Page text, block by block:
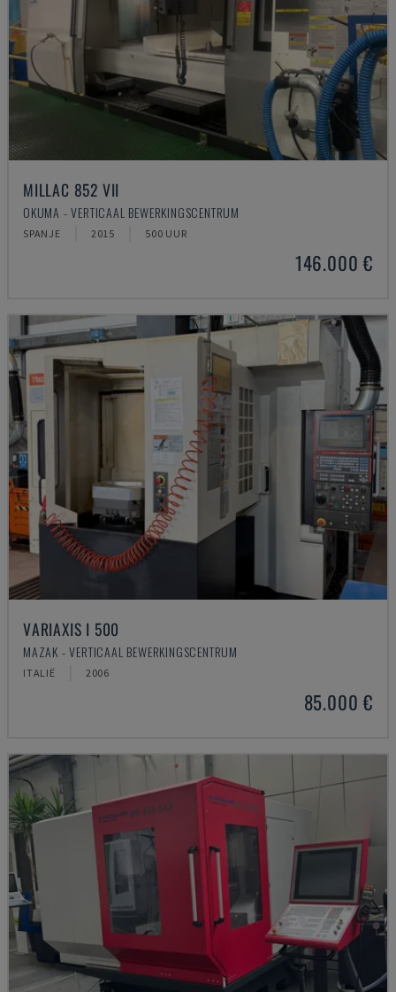
MILLAC 852 VII
OKUMA - VERTICAAL BEWERKINGSCENTRUM
SPANJE 2015 500 UUR
146.000 €
VARIAXIS I 500
MAZAK - VERTICAAL BEWERKINGSCENTRUM
ITALIË 2006
85.000 €